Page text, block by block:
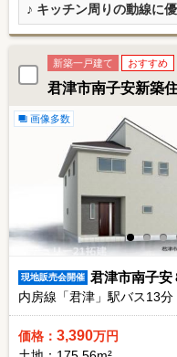
♪ キッチン周りの動線に
新築一戸建て おすすめ
君津市南子安新築
画像多数
現地販売会開催 君津市南子安
内房線「君津」駅バス13分
価格： 3,390万円